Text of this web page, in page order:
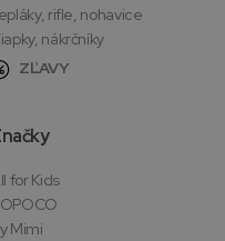
rifle, nohavice
nákrčníky
ZĽAVY
for Kids
Mimi